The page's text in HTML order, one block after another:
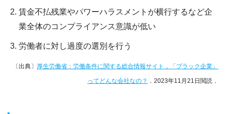
賃金不払残業やパワーハラスメントが横行するなど企
業全体のコンプライアンス意識が低い
労働者に対し過度の選別を行う
〔出典〕 厚生労働省：労働条件に関する総合情報サイト，「ブラック企業」
ってどんな会社なの？ ．2023年11月21日閲読．